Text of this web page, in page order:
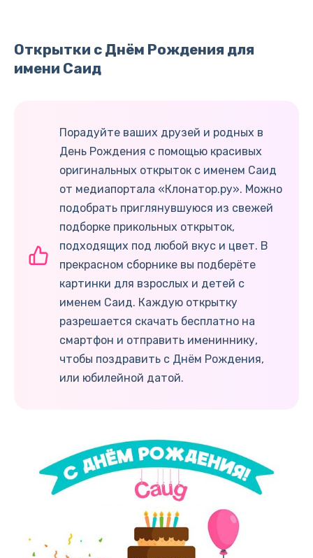
Открытки с Днём Рождения для
имени Саид
Порадуйте ваших друзей и родных в
День Рождения с помощью красивых
оригинальных открыток с именем Саид
от медиапортала «Клонатор.ру». Можно
подобрать приглянувшуюся из свежей
подборке прикольных открыток,
подходящих под любой вкус и цвет. В
прекрасном сборнике вы подберёте
картинки для взрослых и детей с
именем Саид. Каждую открытку
разрешается скачать бесплатно на
смартфон и отправить имениннику,
чтобы поздравить с Днём Рождения,
или юбилейной датой.